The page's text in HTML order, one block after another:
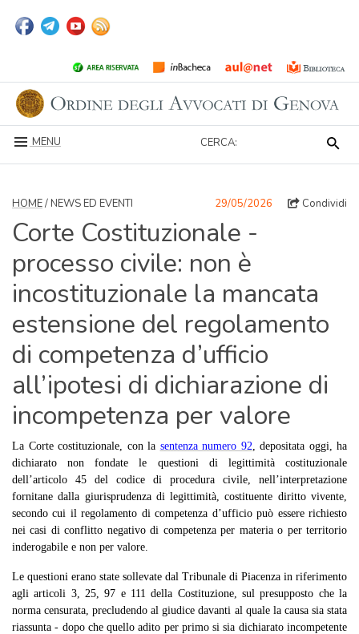
MENU CERCA:
HOME/ NEWS ED EVENTI 29/05/2026 Condividi
Corte Costituzionale -
processo civile: non è
incostituzionale la mancata
estensione del regolamento
di competenza d’ufficio
all’ipotesi di dichiarazione di
incompetenza per valore
La Corte costituzionale, con la sentenza numero 92 , depositata oggi, ha
dichiarato non fondate le questioni di legittimità costituzionale
dell’articolo 45 del codice di procedura civile, nell’interpretazione
fornitane dalla giurisprudenza di legittimità, costituente diritto vivente,
secondo cui il regolamento di competenza d’ufficio può essere richiesto
nei casi di conflitto negativo di competenza per materia o per territorio
inderogabile e non per valore.
Le questioni erano state sollevate dal Tribunale di Piacenza in riferimento
agli articoli 3, 25, 97 e 111 della Costituzione, sul presupposto che la
norma censurata, precludendo al giudice davanti al quale la causa sia stata
riassunta - dopo che quello adito per primo si sia dichiarato incompetente